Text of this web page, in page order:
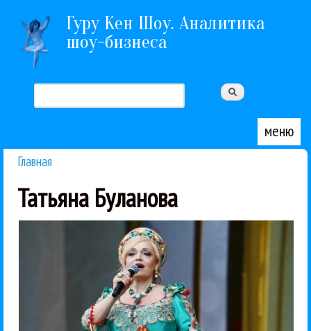
Перейти к основному содержанию
Гуру Кен Шоу. Аналитика
шоу-бизнеса
Форма поиска
меню
Главная
Татьяна Буланова
Причины новой
популярности артистов 90-х
сегодня
конца получилось раскрыть мысли, добавлю пару
главных тут. Во-первых, в музыке, как и в моде,
всегда...